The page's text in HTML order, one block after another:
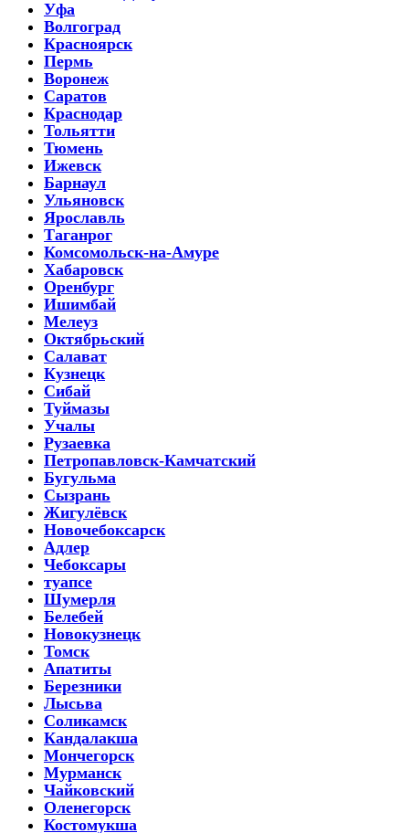
Уфа
Волгоград
Красноярск
Пермь
Воронеж
Саратов
Краснодар
Тольятти
Тюмень
Ижевск
Барнаул
Ульяновск
Ярославль
Таганрог
Комсомольск-на-Амуре
Хабаровск
Оренбург
Ишимбай
Мелеуз
Октябрьский
Салават
Кузнецк
Сибай
Туймазы
Учалы
Рузаевка
Петропавловск-Камчатский
Бугульма
Сызрань
Жигулёвск
Новочебоксарск
Адлер
Чебоксары
туапсе
Шумерля
Белебей
Новокузнецк
Томск
Апатиты
Березники
Лысьва
Соликамск
Кандалакша
Мончегорск
Мурманск
Чайковский
Оленегорск
Костомукша